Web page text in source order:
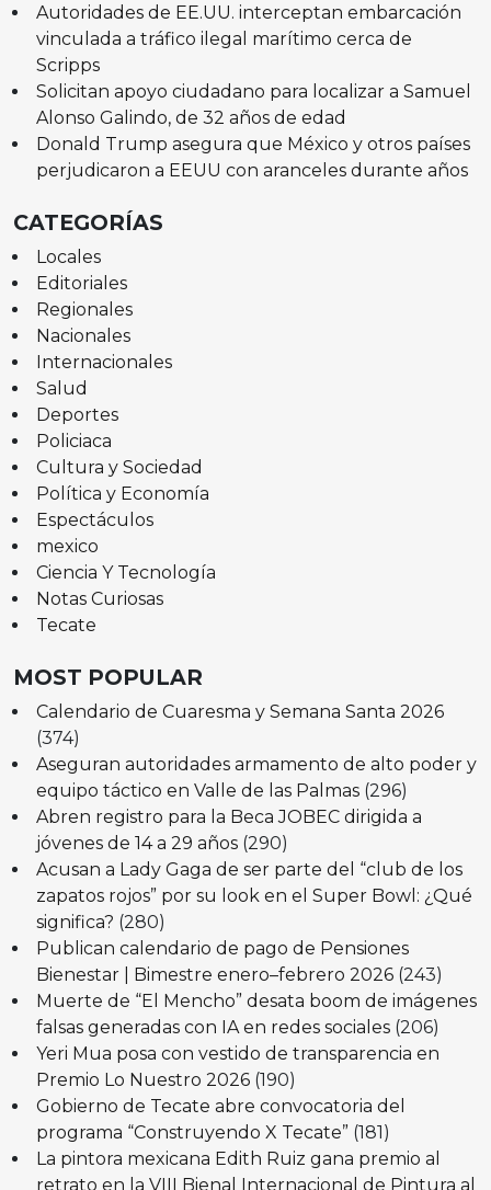
Autoridades de EE.UU. interceptan embarcación
vinculada a tráfico ilegal marítimo cerca de
Scripps
Solicitan apoyo ciudadano para localizar a Samuel
Alonso Galindo, de 32 años de edad
Donald Trump asegura que México y otros países
perjudicaron a EEUU con aranceles durante años
CATEGORÍAS
Locales
Editoriales
Regionales
Nacionales
Internacionales
Salud
Deportes
Policiaca
Cultura y Sociedad
Política y Economía
Espectáculos
mexico
Ciencia Y Tecnología
Notas Curiosas
Tecate
MOST POPULAR
Calendario de Cuaresma y Semana Santa 2026
(374)
Aseguran autoridades armamento de alto poder y
equipo táctico en Valle de las Palmas (296)
Abren registro para la Beca JOBEC dirigida a
jóvenes de 14 a 29 años (290)
Acusan a Lady Gaga de ser parte del “club de los
zapatos rojos” por su look en el Super Bowl: ¿Qué
significa? (280)
Publican calendario de pago de Pensiones
Bienestar | Bimestre enero–febrero 2026 (243)
Muerte de “El Mencho” desata boom de imágenes
falsas generadas con IA en redes sociales (206)
Yeri Mua posa con vestido de transparencia en
Premio Lo Nuestro 2026 (190)
Gobierno de Tecate abre convocatoria del
programa “Construyendo X Tecate” (181)
La pintora mexicana Edith Ruiz gana premio al
retrato en la VIII Bienal Internacional de Pintura al